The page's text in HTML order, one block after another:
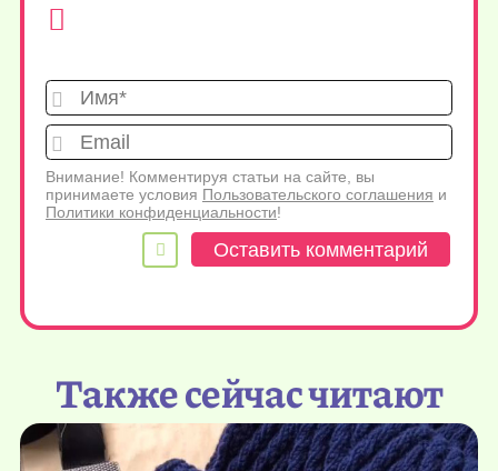
Имя*
Внимание! Комментируя статьи на сайте, вы
принимаете условия Пользовательского соглашения и
Политики конфиденциальности!
Также сейчас читают